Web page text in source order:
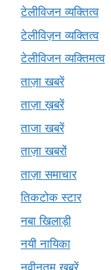
टेलीविजन व्यक्तित्व
टेलीविज़न व्यक्तित्व
टेलीविजन व्यक्तिमत्व
ताज़ा खबरें
ताज़ा ख़बरें
ताजा खबरें
ताज़ा खबरों
ताज़ा समाचार
तिकटोक स्टार
नबा खिलाड़ी
नयी नायिका
नवीनतम खबरें